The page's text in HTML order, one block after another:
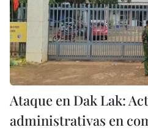
Ataque en Dak Lak:
administrativas en